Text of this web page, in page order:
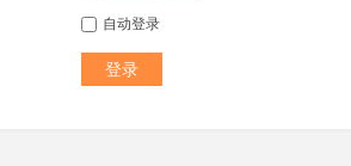
自动登录
登录